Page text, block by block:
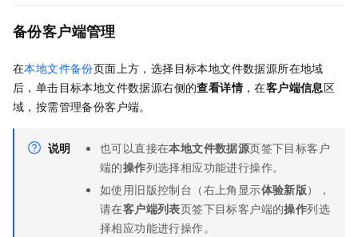
备份客户端管理
在本地文件备份页面上方，选择目标本地文件数据源所在地域
后，单击目标本地文件数据源右侧的查看详情，在客户端信息区
域，按需管理备份客户端。
说明 也可以直接在本地文件数据源页签下目标客户
端的操作列选择相应功能进行操作。
如使用旧版控制台（右上角显示体验新版），
请在客户端列表页签下目标客户端的操作列选
择相应功能进行操作。